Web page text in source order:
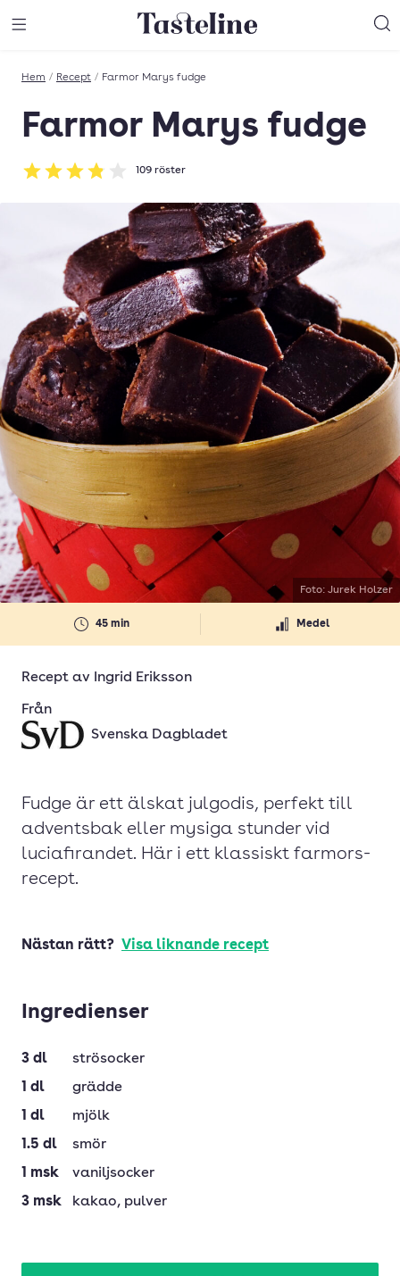
Till Tastelines startsida
Hem / Recept / Farmor Marys fudge
Farmor Marys fudge
Betyg: 3.83 av 5
109 röster
45 min Medel
Recept av Ingrid Eriksson
Från
Svenska Dagbladet
Fudge är ett älskat julgodis, perfekt till
adventsbak eller mysiga stunder vid
luciafirandet. Här i ett klassiskt farmors-
recept.
Foto: Jurek Holzer
Nästan rätt? Visa liknande recept
Ingredienser
3 dl
strösocker
1 dl
grädde
1 dl
mjölk
1.5 dl
smör
1 msk
vaniljsocker
3 msk kakao, pulver